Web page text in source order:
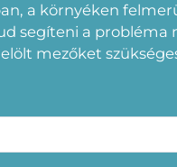
a környéken
segíteni a probléma
mezőket